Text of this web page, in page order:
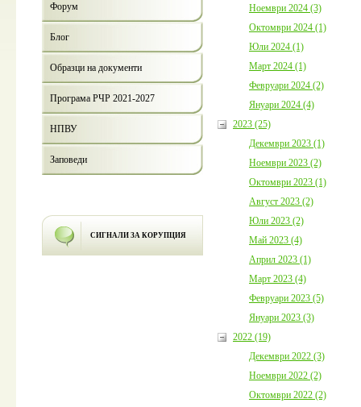
Форум
Блог
Образци на документи
Програма РЧР 2021-2027
НПВУ
Заповеди
СИГНАЛИ ЗА КОРУПЦИЯ
Ноември 2024 (3)
Октомври 2024 (1)
Юли 2024 (1)
Март 2024 (1)
Февруари 2024 (2)
Януари 2024 (4)
2023 (25)
Декември 2023 (1)
Ноември 2023 (2)
Октомври 2023 (1)
Август 2023 (2)
Юли 2023 (2)
Май 2023 (4)
Април 2023 (1)
Март 2023 (4)
Февруари 2023 (5)
Януари 2023 (3)
2022 (19)
Декември 2022 (3)
Ноември 2022 (2)
Октомври 2022 (2)